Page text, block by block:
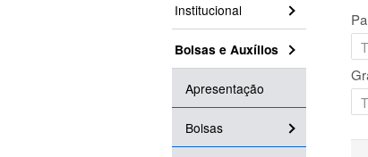
Institucional
Bolsas e Auxílios
Apresentação
Bolsas